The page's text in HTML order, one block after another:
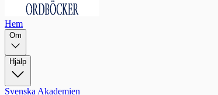
Hem
Om
Hjälp
Svenska Akademien